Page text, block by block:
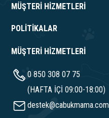
MÜŞTERİ HİZMETLERİ
POLİTİKALAR
MÜŞTERİ HİZMETLERİ
0 850 308 07 75
(HAFTA İÇİ 09:00-18:00)
destek@cabukmama.com